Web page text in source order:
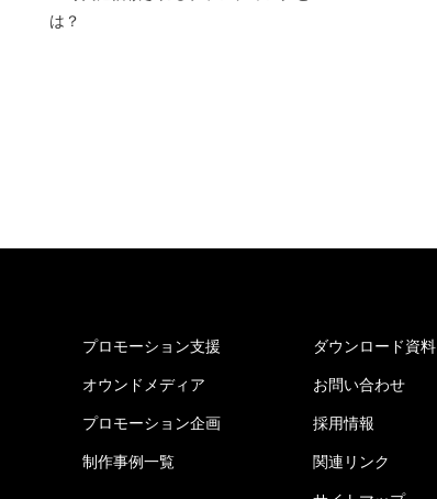
は？
プロモーション支援
オウンドメディア
プロモーション企画
制作事例一覧
ダウンロード資料
お問い合わせ
採用情報
関連リンク